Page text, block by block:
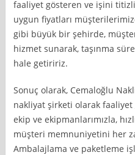
faaliyet gösteren ve işini
uygun fiyatları
gibi büyük bir şehirde,
hizmet sunarak, taşınma
hale getiririz.
Sonuç olarak, Cemaloğlu
nakliyat şirketi olarak
ekip ve ekipmanlarımızla,
müşteri memnuniyetini her
Ambalajlama ve paketleme